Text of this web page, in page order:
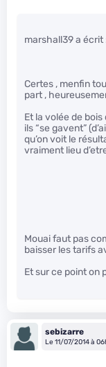
marshall39 a écrit
Certes , menfin
part ,
Et la volée de
ils “se gavent”
qu’on voit le
vraiment lieu
Mouai faut pas
baisser les tarifs
Et sur ce point on
sebizarre
Le 11/07/2014 à